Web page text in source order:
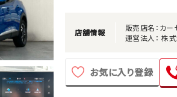
店舗情報
販売店名：カ
運営法人： 株
お気に入り登録